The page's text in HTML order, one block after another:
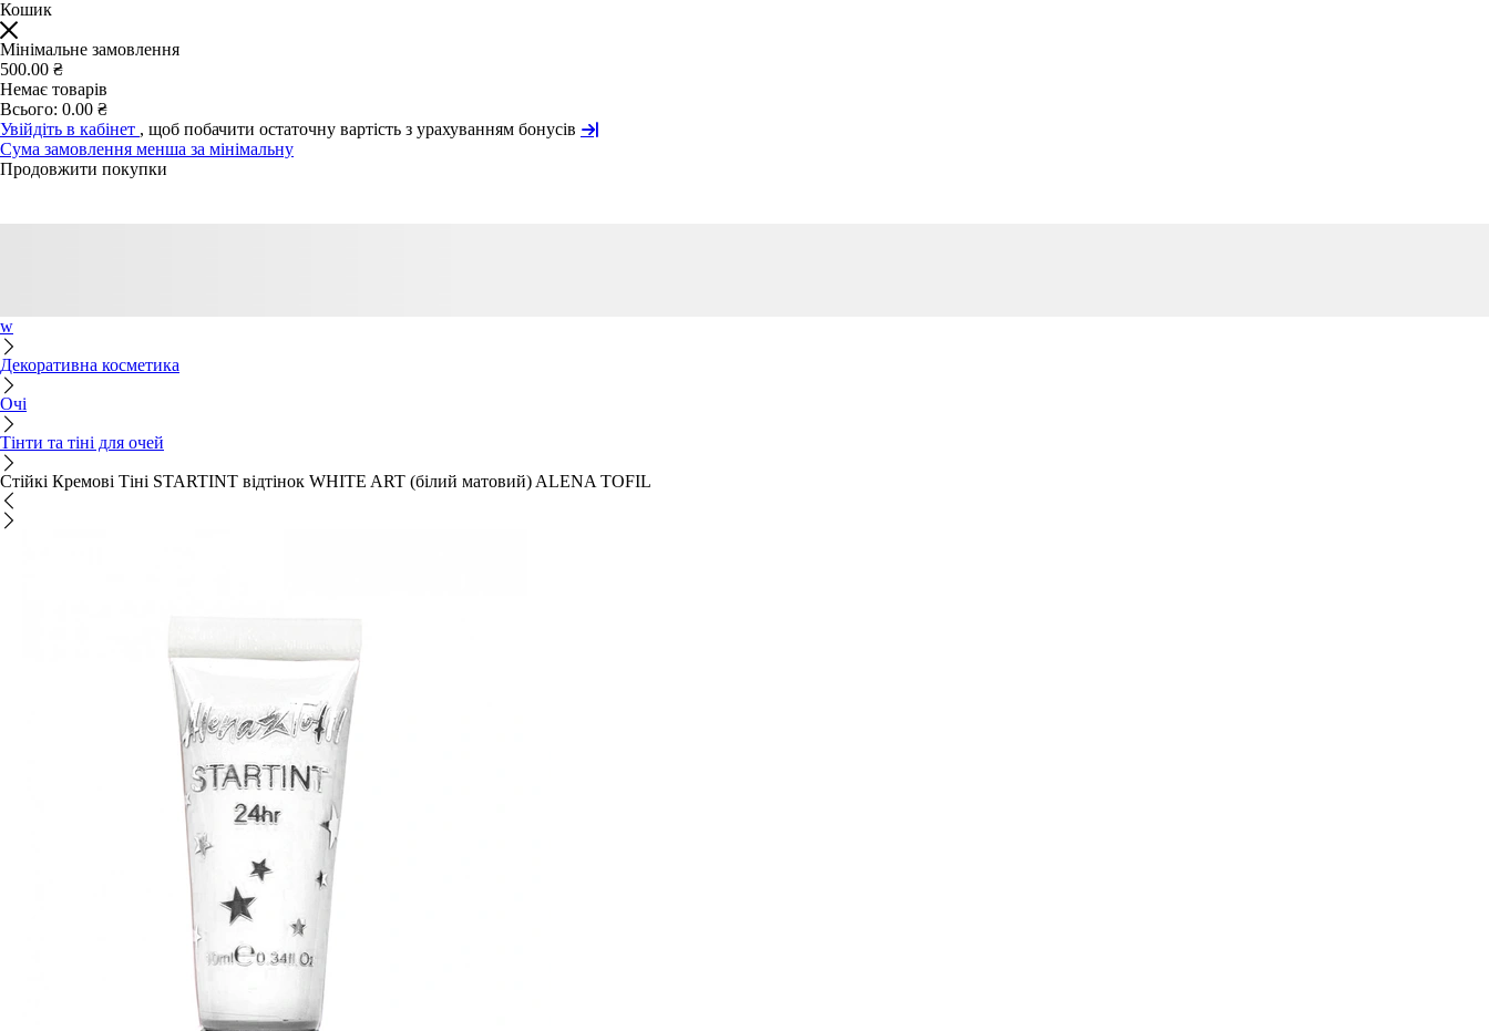
Кошик
Мінімальне замовлення
500.00 ₴
Немає товарів
Всього: 0.00 ₴
Увійдіть в кабінет , щоб побачити остаточну вартість з урахуванням бонусів
Сума замовлення менша за мінімальну
Продовжити покупки
w
Декоративна косметика
Очі
Тінти та тіні для очей
Стійкі Кремові Тіні STARTINT відтінок WHITE ART (білий матовий) ALENA TOFIL